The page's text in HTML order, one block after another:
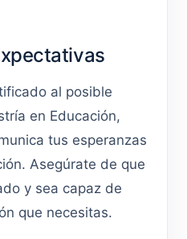
al posible
en Educación,
tus esperanzas
Asegúrate de que
y sea capaz de
que necesitas.